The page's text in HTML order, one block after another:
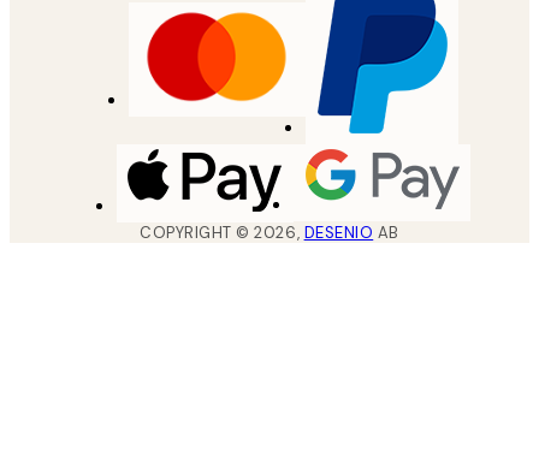
COPYRIGHT ©2026, DESENIO AB